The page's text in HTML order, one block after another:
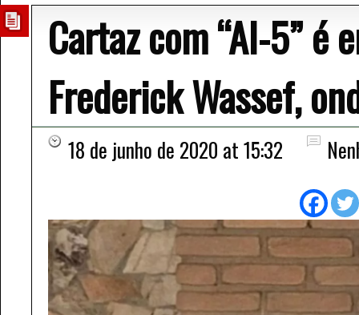
Cartaz com “AI-5” é
Frederick Wassef,
18 de junho de 2020 at 15:32